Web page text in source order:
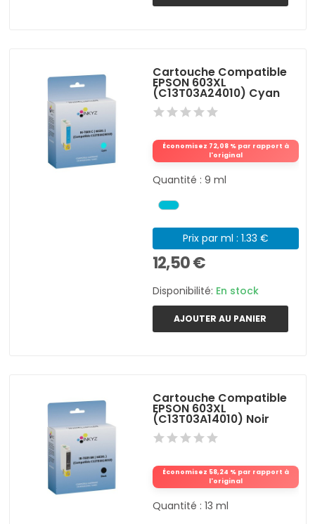
Cartouche Compatible
EPSON 603XL
(C13T03A24010) Cyan
Économisez 72,08 % par rapport à
l'original
Quantité : 9 ml
Prix par ml : 1.33 €
12,50 €
Disponibilité: En stock
AJOUTER AU PANIER
Cartouche Compatible
EPSON 603XL
(C13T03A14010) Noir
Économisez 58,24 % par rapport à
l'original
Quantité : 13 ml